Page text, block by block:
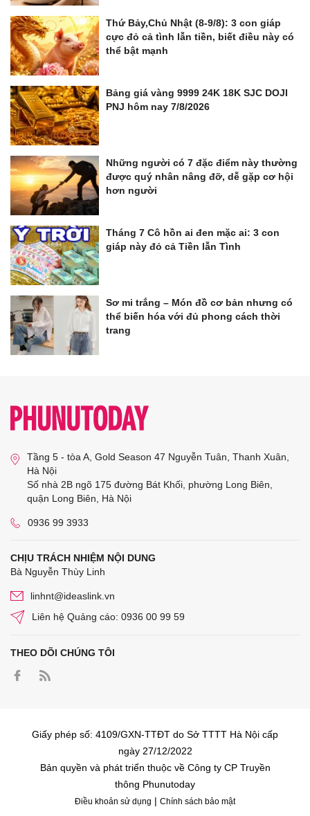
Thứ Bảy,Chủ Nhật (8-9/8): 3 con giáp
cực đỏ cả tình lẫn tiền, biết điều này có
thể bật mạnh
Bảng giá vàng 9999 24K 18K SJC DOJI
PNJ hôm nay 7/8/2026
Những người có 7 đặc điểm này thường
được quý nhân nâng đỡ, dễ gặp cơ hội
hơn người
Tháng 7 Cô hồn ai đen mặc ai: 3 con
giáp này đỏ cả Tiền lẫn Tình
Sơ mi trắng – Món đồ cơ bản nhưng có
thể biến hóa với đủ phong cách thời
trang
Tầng 5 - tòa A, Gold Season 47 Nguyễn Tuân, Thanh Xuân,
Hà Nội
Số nhà 2B ngõ 175 đường Bát Khối, phường Long Biên,
quận Long Biên, Hà Nội
0936 99 3933
CHỊU TRÁCH NHIỆM NỘI DUNG
Bà Nguyễn Thùy Linh
linhnt@ideaslink.vn
Liên hệ Quảng cáo: 0936 00 99 59
THEO DÕI CHÚNG TÔI
Giấy phép số: 4109/GXN-TTĐT do Sở TTTT Hà Nội cấp
ngày 27/12/2022
Bản quyền và phát triển thuộc về Công ty CP Truyền
thông Phunutoday
Điều khoản sử dụng | Chính sách bảo mật